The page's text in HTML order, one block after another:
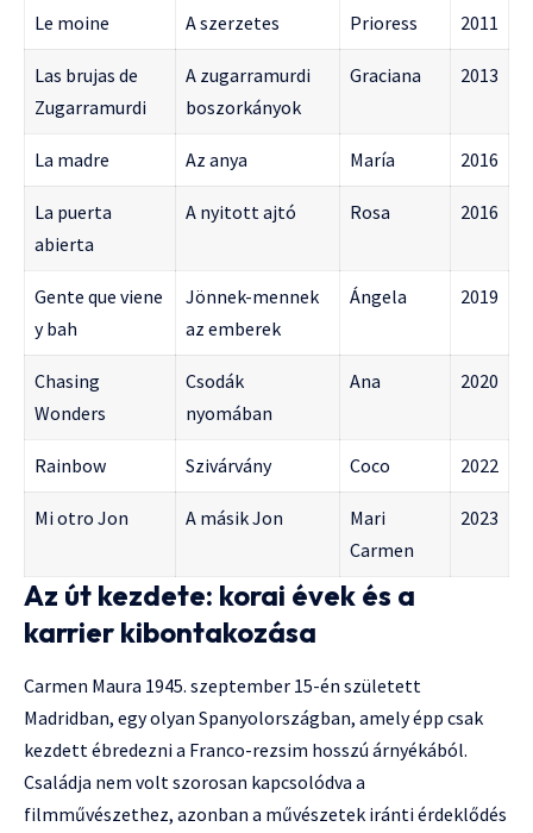
Le moine A szerzetes Prioress 2011
Las brujas de
Zugarramurdi
A zugarramurdi
boszorkányok
Graciana 2013
La madre Az anya María 2016
La puerta
abierta
A nyitott ajtó Rosa 2016
Gente que viene
y bah
Jönnek-mennek
az emberek
Ángela 2019
Chasing
Wonders
Csodák
nyomában
Ana 2020
Rainbow Szivárvány Coco 2022
Mi otro Jon A másik Jon
Mari
Carmen
2023
Az út kezdete: korai évek és a
karrier kibontakozása
Carmen Maura 1945. szeptember 15-én született
Madridban, egy olyan Spanyolországban, amely épp csak
kezdett ébredezni a Franco-rezsim hosszú árnyékából.
Családja nem volt szorosan kapcsolódva a
filmművészethez, azonban a művészetek iránti érdeklődés